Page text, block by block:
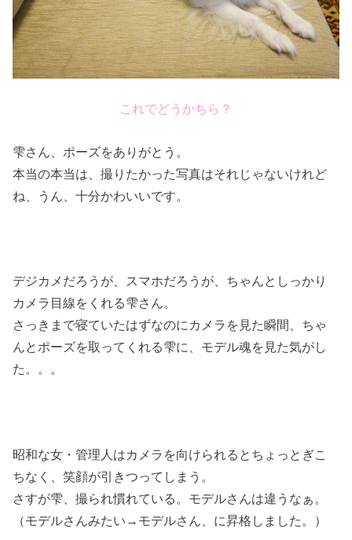
これでどうかちら？
雫さん、ポーズをありがとう。
本当の本当は、撮りたかった写真はそれじゃないけれど
ね、うん、十分かわいいです。
デジカメだろうが、スマホだろうが、ちゃんとしっかり
カメラ目線をくれる雫さん。
さっきまで寝ていたはずなのにカメラを見た瞬間、ちゃ
んとポーズを取ってくれる雫に、モデル魂を見た気がし
た。。。
昭和な女・管理人はカメラを向けられるとちょっとぎこ
ちなく、笑顔が引きつってしまう。
さすが雫、撮られ慣れている。モデルさんは違うなぁ。
（モデルさんみたい→モデルさん、に昇格しました。）